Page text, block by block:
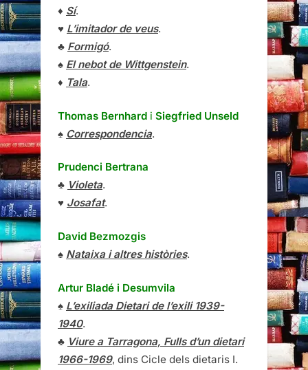
♦ Sí.
♥ L’imitador de veus.
♣ Formigó.
♠ El nebot de Wittgenstein.
♦ Tala.
Thomas Bernhard i Siegfried Unseld
♠ Correspondencia.
Prudenci Bertrana
♣ Violeta.
♥ Josafat.
David Bezmozgis
♠ Nataixa i altres històries.
Artur Bladé i Desumvila
♠ L’exiliada Dietari de l’exili 1939-
1940.
♣ Viure a Tarragona, Fulls d’un dietari
1966-1969, dins Cicle dels dietaris I.